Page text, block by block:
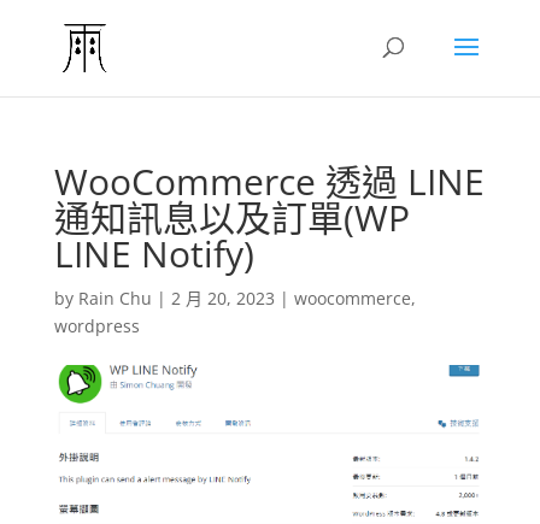
WooCommerce 透過 LINE
通知訊息以及訂單(WP
LINE Notify)
by Rain Chu | 2 月 20, 2023 | woocommerce,
wordpress